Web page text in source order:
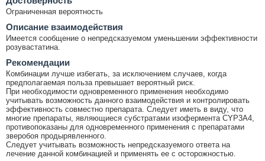
Ограниченная вероятность
Описание взаимодействия
Имеется сообщение о непредсказуемом уменьшении эффективности
розувастатина.
Рекомендации
Комбинации лучше избегать, за исключением случаев, когда
предполагаемая польза превышает вероятный риск.
При необходимости одновременного применения необходимо
учитывать возможность данного взаимодействия и контролировать
эффективность совместно препарата. Следует иметь в виду, что
многие препараты, являющиеся субстратами изофермента CYP3A4,
противопоказаны для одновременного применения с препаратами
зверобоя продырявленного.
Следует учитывать возможность непредсказуемого ответа на
лечение данной комбинацией и применять ее с осторожностью.